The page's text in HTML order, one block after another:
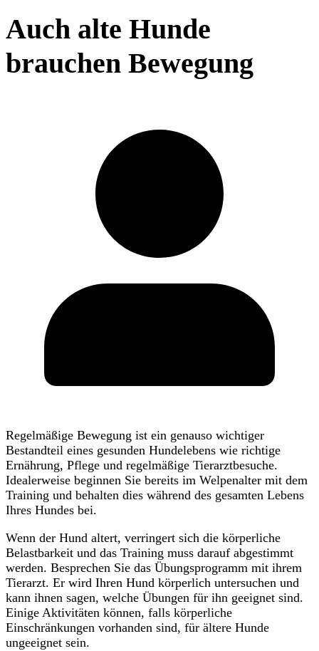
Auch alte Hunde
brauchen Bewegung
Regelmäßige Bewegung ist ein genauso wichtiger
Bestandteil eines gesunden Hundelebens wie richtige
Ernährung, Pflege und regelmäßige Tierarztbesuche.
Idealerweise beginnen Sie bereits im Welpenalter mit dem
Training und behalten dies während des gesamten Lebens
Ihres Hundes bei.
Wenn der Hund altert, verringert sich die körperliche
Belastbarkeit und das Training muss darauf abgestimmt
werden. Besprechen Sie das Übungsprogramm mit ihrem
Tierarzt. Er wird Ihren Hund körperlich untersuchen und
kann ihnen sagen, welche Übungen für ihn geeignet sind.
Einige Aktivitäten können, falls körperliche
Einschränkungen vorhanden sind, für ältere Hunde
ungeeignet sein.